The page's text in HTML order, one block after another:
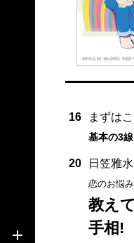
16 まずは
基本の3
20 日笠雅
恋のお悩
教えて
手相!